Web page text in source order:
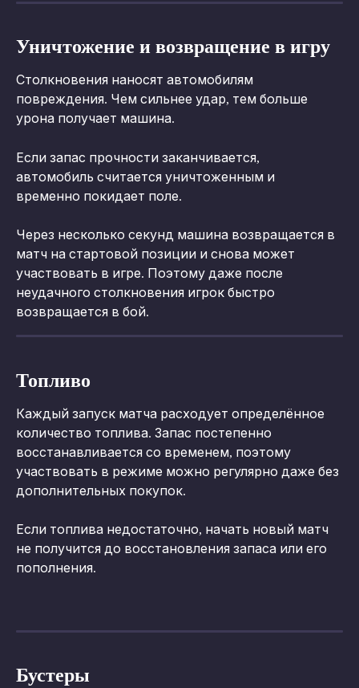
Уничтожение и возвращение в игру
Столкновения наносят автомобилям
повреждения. Чем сильнее удар, тем больше
урона получает машина.
Если запас прочности заканчивается,
автомобиль считается уничтоженным и
временно покидает поле.
Через несколько секунд машина возвращается в
матч на стартовой позиции и снова может
участвовать в игре. Поэтому даже после
неудачного столкновения игрок быстро
возвращается в бой.
Топливо
Каждый запуск матча расходует определённое
количество топлива. Запас постепенно
восстанавливается со временем, поэтому
участвовать в режиме можно регулярно даже без
дополнительных покупок.
Если топлива недостаточно, начать новый матч
не получится до восстановления запаса или его
пополнения.
Бустеры